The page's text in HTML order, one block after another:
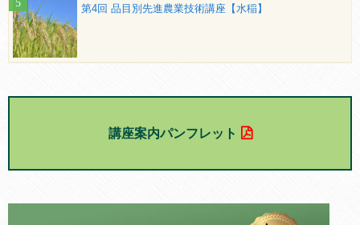
第4回 品目別先進農業技術講座【水稲】
講座案内パンフレット